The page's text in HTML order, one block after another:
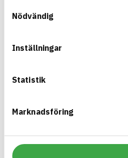
Nödvändig
Inställningar
Statistik
Marknadsföring
MILJÖEFFEKTER – EPD
DALAPRO WOOD
ARTIKEL­NUMMER
633103
01705Kitt och spackel
GTIN